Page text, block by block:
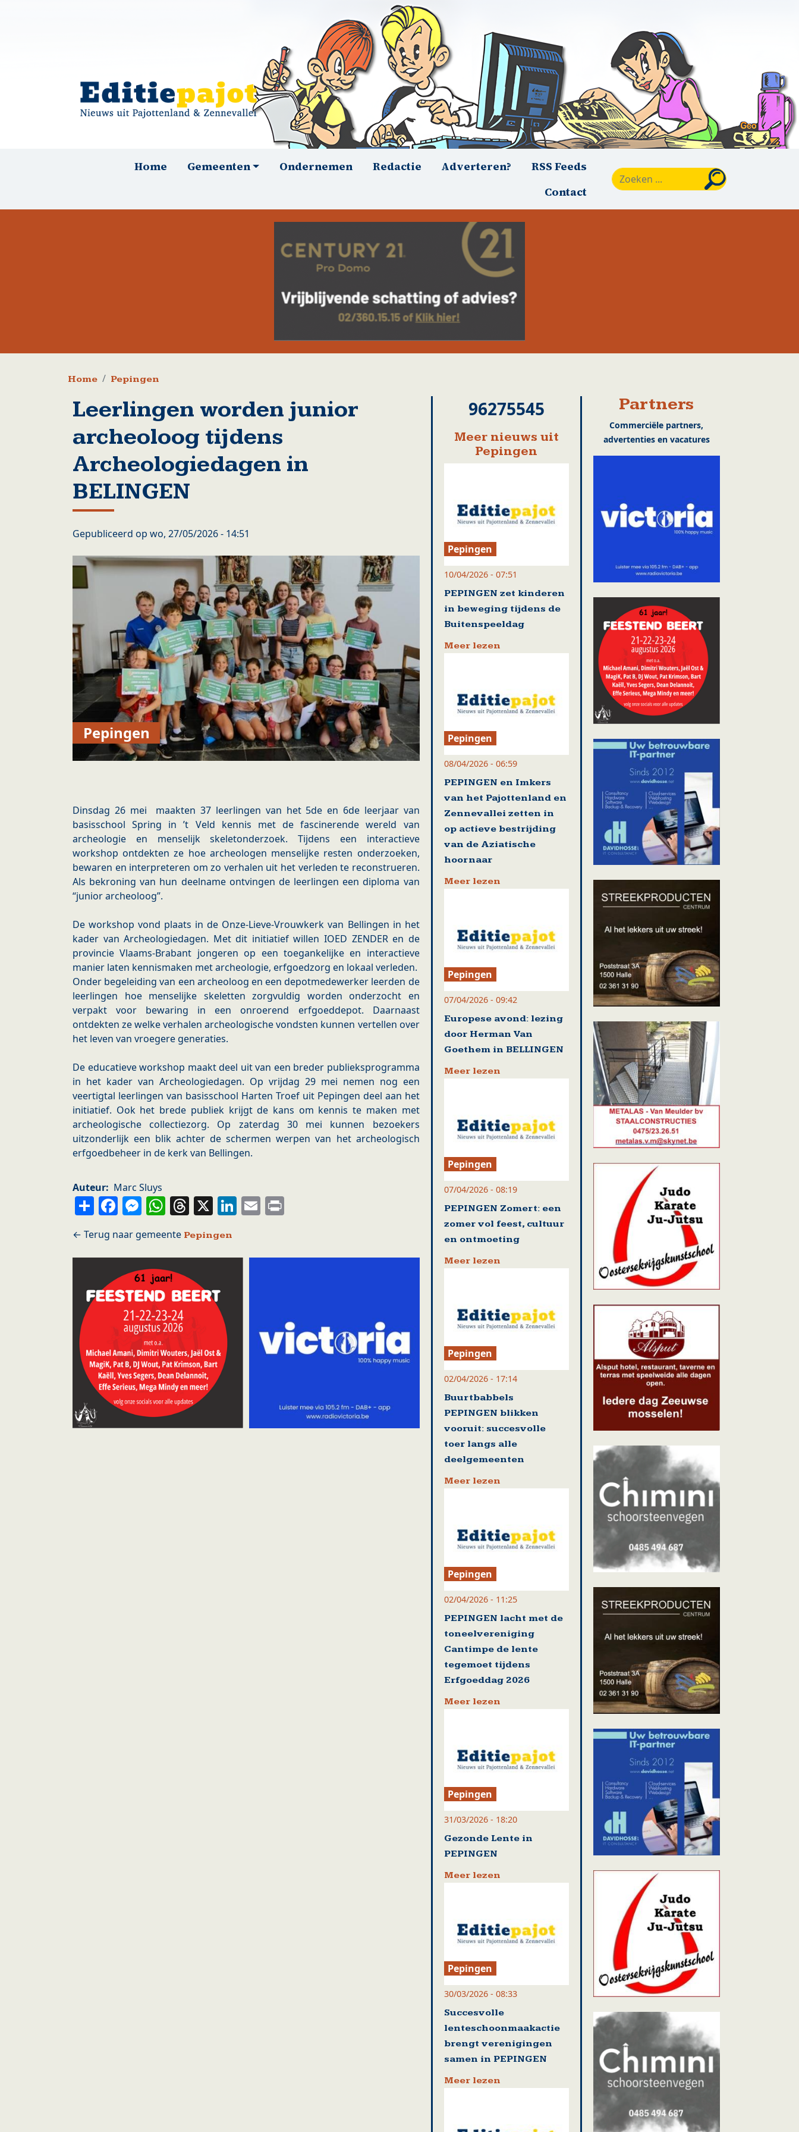
HoofdnavigatieHome Gemeenten Ondernemen Redactie Adverteren?
RSS Feeds
Contact
Kruimelpad
Home Pepingen
Leerlingen worden junior
archeoloog tijdens
Archeologiedagen in
BELINGEN
Gepubliceerd op wo, 27/05/2026 - 14:51
Pepingen
Dinsdag 26 mei maakten 37 leerlingen van het 5de en 6de leerjaar van
basisschool Spring in ’t Veld kennis met de fascinerende wereld van
archeologie en menselijk skeletonderzoek. Tijdens een interactieve
workshop ontdekten ze hoe archeologen menselijke resten onderzoeken,
bewaren en interpreteren om zo verhalen uit het verleden te reconstrueren.
Als bekroning van hun deelname ontvingen de leerlingen een diploma van
“junior archeoloog”.
De workshop vond plaats in de Onze-Lieve-Vrouwkerk van Bellingen in het
kader van Archeologiedagen. Met dit initiatief willen IOED ZENDER en de
provincie Vlaams-Brabant jongeren op een toegankelijke en interactieve
manier laten kennismaken met archeologie, erfgoedzorg en lokaal verleden.
Onder begeleiding van een archeoloog en een depotmedewerker leerden de
leerlingen hoe menselijke skeletten zorgvuldig worden onderzocht en
verpakt voor bewaring in een onroerend erfgoeddepot. Daarnaast
ontdekten ze welke verhalen archeologische vondsten kunnen vertellen over
het leven van vroegere generaties.
De educatieve workshop maakt deel uit van een breder publieksprogramma
in het kader van Archeologiedagen. Op vrijdag 29 mei nemen nog een
veertigtal leerlingen van basisschool Harten Troef uit Pepingen deel aan het
initiatief. Ook het brede publiek krijgt de kans om kennis te maken met
archeologische collectiezorg. Op zaterdag 30 mei kunnen bezoekers
uitzonderlijk een blik achter de schermen werpen van het archeologisch
erfgoedbeheer in de kerk van Bellingen.
Auteur Marc Sluys
ShareFacebook
Messenger
WhatsApp
Threads
X LinkedIn
Email
Pepingen
96275545
Meer nieuws uit
Pepingen
Pepingen
10/04/2026 - 07:51
PEPINGEN zet kinderen
in beweging tijdens de
Buitenspeeldag
Meer lezen
Pepingen
08/04/2026 - 06:59
PEPINGEN en Imkers
van het Pajottenland en
Zennevallei zetten in
op actieve bestrijding
van de Aziatische
hoornaar
Meer lezen
Pepingen
07/04/2026 - 09:42
Europese avond: lezing
door Herman Van
Goethem in BELLINGEN
Meer lezen
Pepingen
07/04/2026 - 08:19
PEPINGEN Zomert: een
zomer vol feest, cultuur
en ontmoeting
Meer lezen
Pepingen
02/04/2026 - 17:14
Buurtbabbels
PEPINGEN blikken
vooruit: succesvolle
toer langs alle
deelgemeenten
Meer lezen
Pepingen
02/04/2026 - 11:25
PEPINGEN lacht met de
toneelvereniging
Cantimpe de lente
tegemoet tijdens
Erfgoeddag 2026
Meer lezen
Pepingen
31/03/2026 - 18:20
Gezonde Lente in
PEPINGEN
Meer lezen
Pepingen
30/03/2026 - 08:33
Succesvolle
lenteschoonmaakactie
brengt verenigingen
samen in PEPINGEN
Meer lezen
Partners
Commerciële partners,
advertenties en vacatures